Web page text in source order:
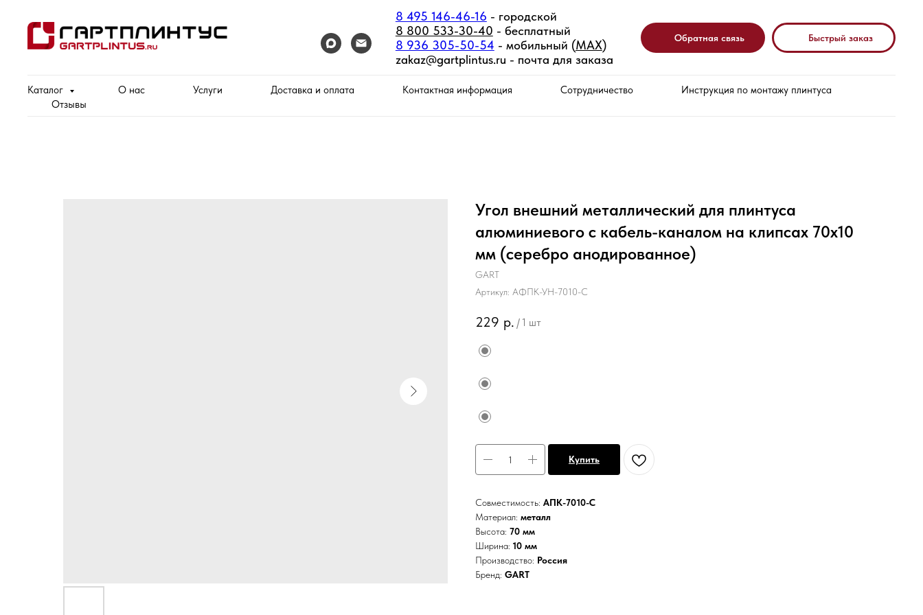
8 495 146-46-16 - городской
8 800 533-30-40 - бесплатный
8 936 305-50-54 - мобильный (MAX)
zakaz@gartplintus.ru - почта для заказа
Обратная связь Быстрый заказ
Каталог О нас Услуги Доставка и оплата Контактная информация Сотрудничество
Инструкция по монтажу плинтуса
Отзывы
Угол внешний металлический для плинтуса
алюминиевого с кабель-каналом на клипсах 70х10
мм (серебро анодированное)
GART
Артикул: АФПК-УН-7010-С
229 р. / 1 шт
Купить
Совместимость: АПК-7010-С
Материал: металл
Высота: 70 мм
Ширина: 10 мм
Производство: Россия
Бренд: GART